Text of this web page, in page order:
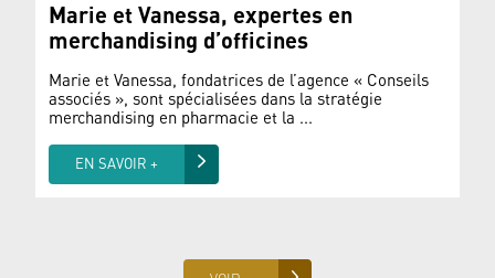
Marie et Vanessa, expertes en
merchandising d’officines
Marie et Vanessa, fondatrices de l’agence « Conseils
associés », sont spécialisées dans la stratégie
merchandising en pharmacie et la ...
EN SAVOIR +